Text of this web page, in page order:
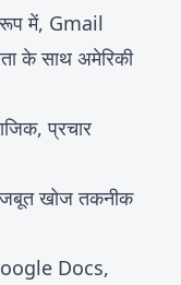
रूप में, Gmail
के साथ अमेरिकी
प्रचार
खोज तकनीक
Docs,